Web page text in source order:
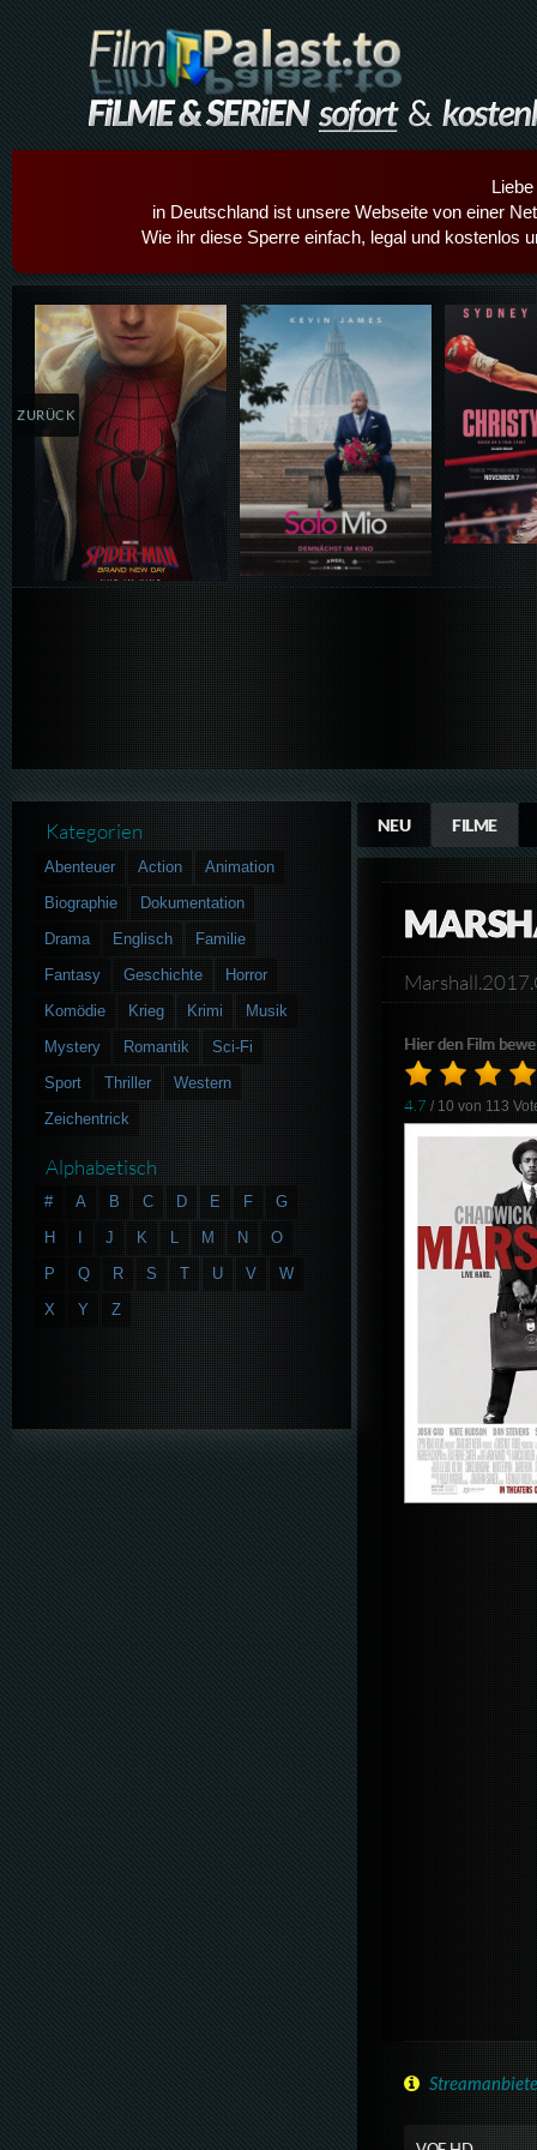
in Deutschland ist unsere Webseite von einer
Wie ihr diese Sperre einfach, legal und kostenlos
Details,Play Details,Play
ZURÜCK
NEU FILME
Hier den Film
4.7 / 10 von 113
Kategorien
Abenteuer Action
Animation
Biographie
Dokumentation
Drama
Englisch
Familie
Fantasy
Geschichte
Horror
Komödie
Krieg Krimi
Musik
Mystery
Romantik
Sci-Fi
Sport
Thriller
Western
Zeichentrick
Alphabetisch
# A B C D E F
G
H
J K L M N
O
P
Q R S T U V
W
X
Y Z